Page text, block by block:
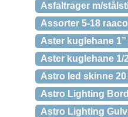
Asfaltrager m/
Assorter 5-18
Aster kuglehane
Aster kuglehane 1/
Astro led skinne
Astro Lighting
Astro Lighting